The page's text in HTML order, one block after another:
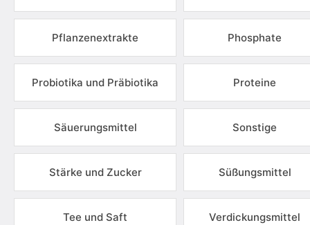
Pflanzenextrakte Phosphate
Probiotika und Präbiotika Proteine
Säuerungsmittel Sonstige
Stärke und Zucker Süßungsmittel
Tee und Saft Verdickungsmittel